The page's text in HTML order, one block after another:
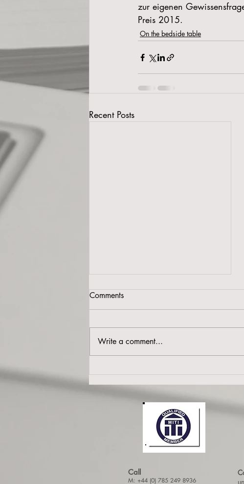
zur eigenen
Preis 2015.
On the bedside table
Recent Posts
Einpendeln
Comments
Write a comment...
Call
M: +44 (0) 785 249 8936